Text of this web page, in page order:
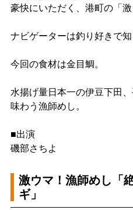
豪快にいただく、港町の「激
ナビゲーターは釣り好きで知
今回の食材は金目鯛。
水揚げ量日本一の伊豆下田
味わう漁師めし。
■出演
磯部さちよ
激ウマ！漁師めし「
ギ」